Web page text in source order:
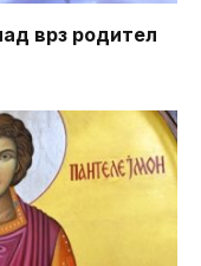
врз родител